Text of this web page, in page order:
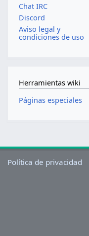
Chat IRC
Discord
Aviso legal y
condiciones de uso
Herramientas wiki
Páginas especiales
Política de privacidad